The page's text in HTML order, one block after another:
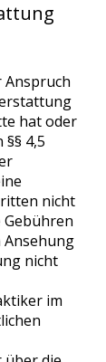
hat oder
4,5
nicht
Gebühren
nicht
im